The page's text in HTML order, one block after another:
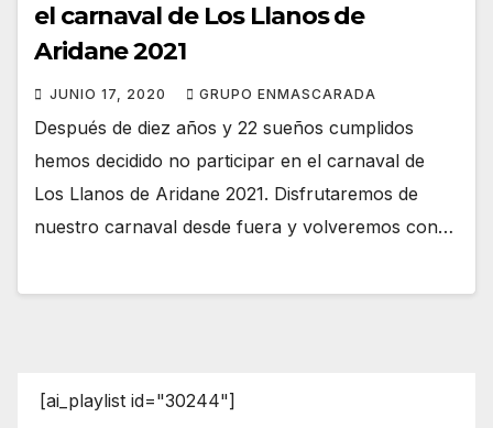
el carnaval de Los Llanos de
Aridane 2021
JUNIO 17, 2020 GRUPO ENMASCARADA
Después de diez años y 22 sueños cumplidos
hemos decidido no participar en el carnaval de
Los Llanos de Aridane 2021. Disfrutaremos de
nuestro carnaval desde fuera y volveremos con…
[ai_playlist id="30244"]